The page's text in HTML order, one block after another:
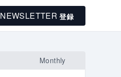
NEWSLETTER 登録
Monthly